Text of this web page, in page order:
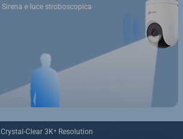
Sirena e luce stroboscopica
Crystal-Clear 3K⁺ Resolution